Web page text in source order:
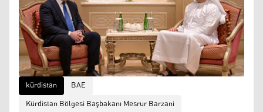
kürdistan
BAE
Kürdistan Bölgesi Başbakanı Mesrur ​​Barzani